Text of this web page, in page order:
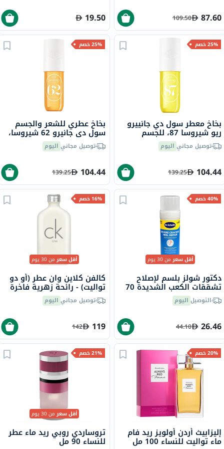
87.60
109.50
19.50
25% خصم
بخاخ معطر سول دي جانييرو
ريو شيروسا 87، للجسم
والشعر، 90 مل
توصيل مجاني اليوم
104.44
139.25
25% خصم
بخاخ عطري للشعر والجسم
سول دي جانيرو 62 شيروسا،
90 ملتوصيل مجاني اليوم
104.44
139.25
40% خصم
أقل سعرمن 30 يوم
دكتور شولز بلسم لإصلاح
تشققات الكعب الشديدة 70
جرامالتوصيل اليوم
26.46
44.10
16% خصم
أقل سعرمن 30 يوم
كالفن كلاين وان عطر (أو دو
تواليت) - رائحة زهرية فاخرة
200 ملتوصيل مجاني اليوم
119
142
20% خصم
إليزابيث أردن أولويز ريد فام
ماء تواليت للنساء 100 مل
21% خصم
أقل سعرمن 30 يوم
تروساردي روبي ريد ماء عطر
للنساء 90 مل